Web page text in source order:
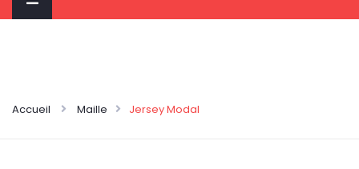
Accueil Maille Jersey Modal